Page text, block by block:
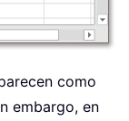
como
embargo, en